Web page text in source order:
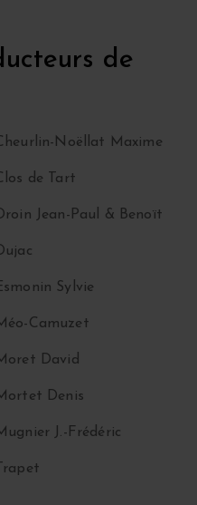
de
Noëllat Maxime
de Tart
Jean-Paul & Benoït
Sylvie
Camuzet
David
Denis
J.-Frédéric